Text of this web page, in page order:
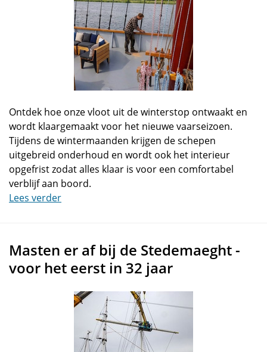
Ontdek hoe onze vloot uit de winterstop ontwaakt en
wordt klaargemaakt voor het nieuwe vaarseizoen.
Tijdens de wintermaanden krijgen de schepen
uitgebreid onderhoud en wordt ook het interieur
opgefrist zodat alles klaar is voor een comfortabel
verblijf aan boord.
Lees verder
Masten er af bij de Stedemaeght -
voor het eerst in 32 jaar